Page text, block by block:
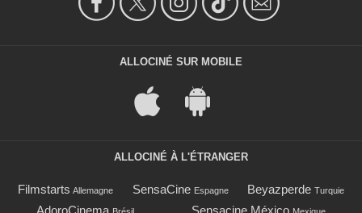
ALLOCINÉ SUR MOBILE
ALLOCINÉ À L'ÉTRANGER
Filmstarts Allemagne SensaCine Espagne Beyazperde Turquie